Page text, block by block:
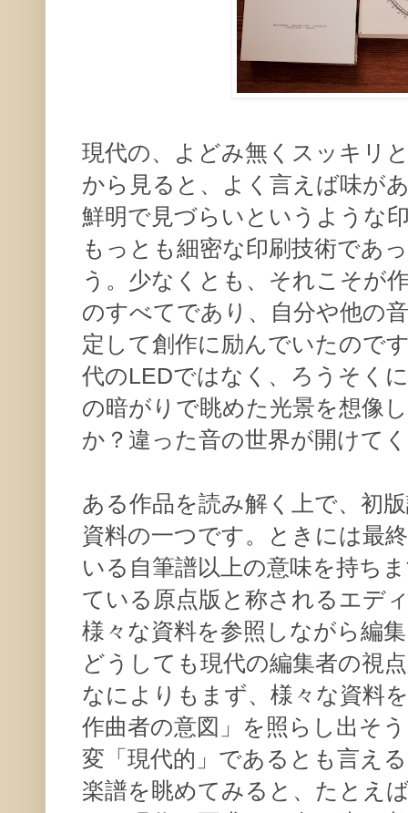
現代の、よどみ無くスッキリ
から見ると、よく言えば味が
鮮明で見づらいというような
もっとも細密な印刷技術であ
う。少なくとも、それこそが
のすべてであり、自分や他の
定して創作に励んでいたので
代のLEDではなく、ろうそく
の暗がりで眺めた光景を想像
か？違った音の世界が開けて
ある作品を読み解く上で、初
資料の一つです。ときには最
いる自筆譜以上の意味を持ち
ている原点版と称されるエデ
様々な資料を参照しながら編
どうしても現代の編集者の視
なによりもまず、様々な資料
作曲者の意図」を照らし出そ
変「現代的」であるとも言え
楽譜を眺めてみると、たとえ